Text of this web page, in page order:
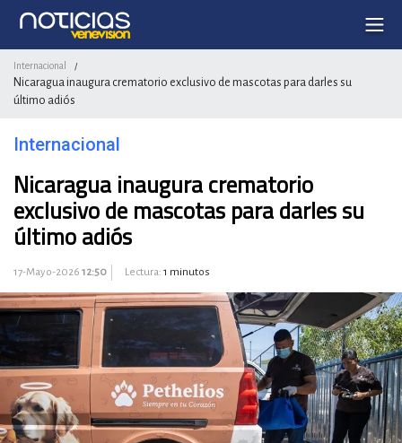
Internacional /
Nicaragua inaugura crematorio exclusivo de mascotas para darles su
último adiós
Internacional
Nicaragua inaugura crematorio
exclusivo de mascotas para darles su
último adiós
17-Mayo-2026 12:50 Lectura: 1 minutos